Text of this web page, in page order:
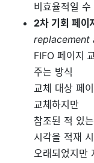
비효율적일 수
2차 기회 페이
replacement
FIFO 페이지
주는 방식
교체 대상 페
교체하지만
참조된 적 있
시각을 적재
오래되었지만